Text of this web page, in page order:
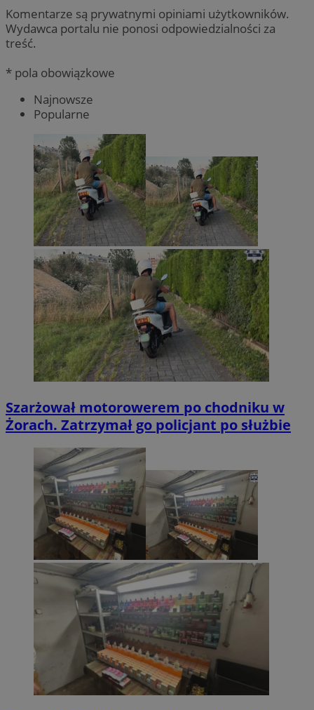
Komentarze są prywatnymi opiniami użytkowników.
Wydawca portalu nie ponosi odpowiedzialności za
treść.
* pola obowiązkowe
Najnowsze
Popularne
Szarżował motorowerem po chodniku w
Żorach. Zatrzymał go policjant po służbie